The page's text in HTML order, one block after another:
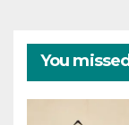
You missed